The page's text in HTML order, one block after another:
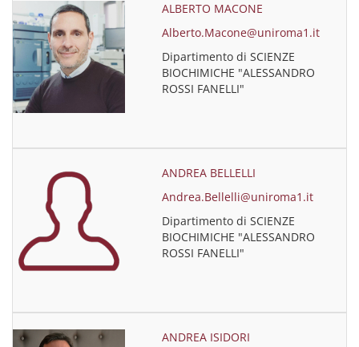
ALBERTO MACONE
Alberto.Macone@uniroma1.it
Dipartimento di SCIENZE
BIOCHIMICHE "ALESSANDRO
ROSSI FANELLI"
ANDREA BELLELLI
Andrea.Bellelli@uniroma1.it
Dipartimento di SCIENZE
BIOCHIMICHE "ALESSANDRO
ROSSI FANELLI"
ANDREA ISIDORI